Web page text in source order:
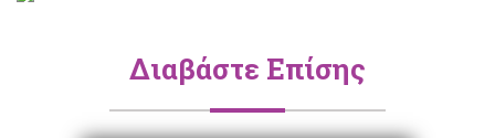
Διαβάστε Επίσης